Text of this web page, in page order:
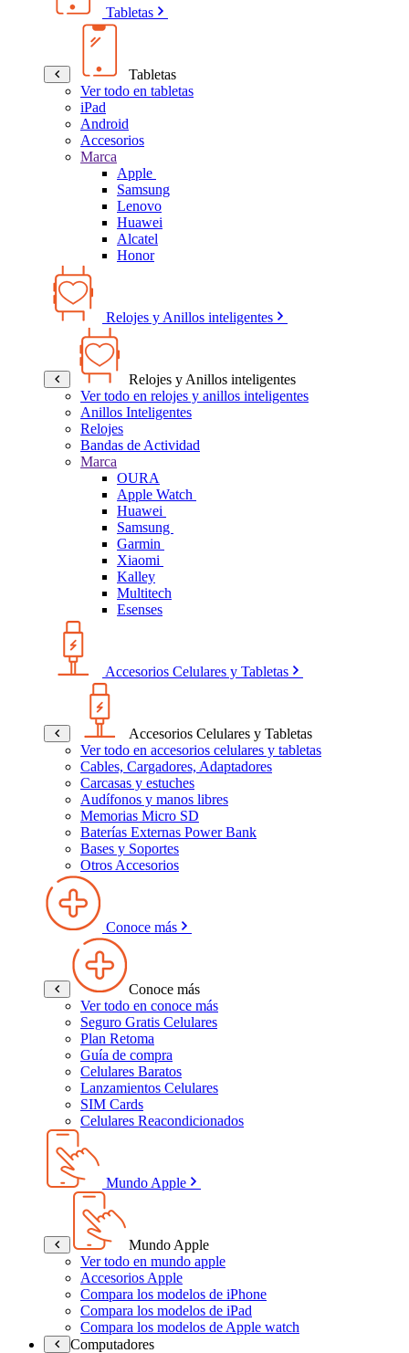
Tabletas
Tabletas
Ver todo en tabletas
iPad
Android
Accesorios
Marca
Apple
Samsung
Lenovo
Huawei
Alcatel
Honor
Relojes y Anillos inteligentes
Relojes y Anillos inteligentes
Ver todo en relojes y anillos inteligentes
Anillos Inteligentes
Relojes
Bandas de Actividad
Marca
OURA
Apple Watch
Huawei
Samsung
Garmin
Xiaomi
Kalley
Multitech
Esenses
Accesorios Celulares y Tabletas
Accesorios Celulares y Tabletas
Ver todo en accesorios celulares y tabletas
Cables, Cargadores, Adaptadores
Carcasas y estuches
Audífonos y manos libres
Memorias Micro SD
Baterías Externas Power Bank
Bases y Soportes
Otros Accesorios
Conoce más
Conoce más
Ver todo en conoce más
Seguro Gratis Celulares
Plan Retoma
Guía de compra
Celulares Baratos
Lanzamientos Celulares
SIM Cards
Celulares Reacondicionados
Mundo Apple
Mundo Apple
Ver todo en mundo apple
Accesorios Apple
Compara los modelos de iPhone
Compara los modelos de iPad
Compara los modelos de Apple watch
Computadores